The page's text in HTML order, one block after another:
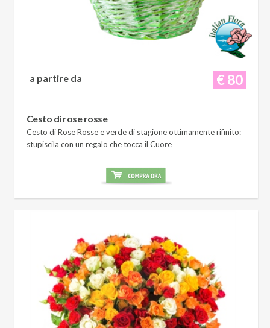
€ 80
a partire da
Cesto di rose rosse
Cesto di Rose Rosse e verde di stagione ottimamente rifinito:
stupiscila con un regalo che tocca il Cuore